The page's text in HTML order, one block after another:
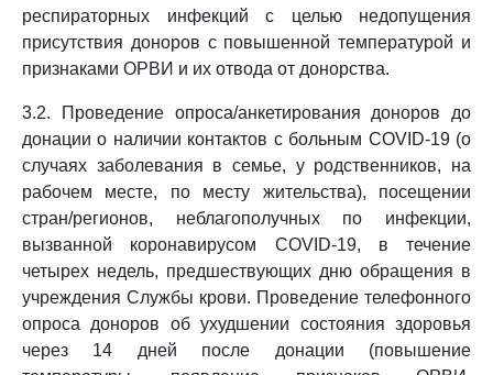
респираторных инфекций с целью недопущения
присутствия доноров с повышенной температурой и
признаками ОРВИ и их отвода от донорства.
3.2. Проведение опроса/анкетирования доноров до
донации о наличии контактов с больным COVID-19 (о
случаях заболевания в семье, у родственников, на
рабочем месте, по месту жительства), посещении
стран/регионов, неблагополучных по инфекции,
вызванной коронавирусом COVID-19, в течение
четырех недель, предшествующих дню обращения в
учреждения Службы крови. Проведение телефонного
опроса доноров об ухудшении состояния здоровья
через 14 дней после донации (повышение